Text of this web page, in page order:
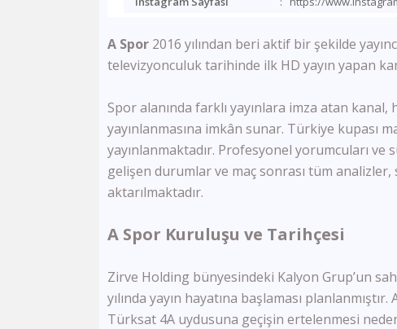
A Spor 2016 yılından beri aktif bir şekilde
televizyonculuk tarihinde ilk HD yayın yapan
Spor alanında farklı yayınlara imza atan
yayınlanmasına imkân sunar. Türkiye kupası
yayınlanmaktadır. Profesyonel yorumcuları ve
gelişen durumlar ve maç sonrası tüm
aktarılmaktadır.
A Spor Kuruluşu ve Tarihçesi
Zirve Holding bünyesindeki Kalyon Grup’un
yılında yayın hayatına başlaması
Türksat 4A uydusuna geçişin ertelenmesi